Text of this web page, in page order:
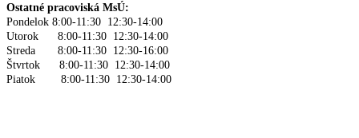
Ostatné pracoviská MsÚ:
Pondelok 8:00-11:30 12:30-14:00
Utorok 8:00-11:30 12:30-14:00
Streda 8:00-11:30 12:30-16:00
Štvrtok 8:00-11:30 12:30-14:00
Piatok 8:00-11:30 12:30-14:00